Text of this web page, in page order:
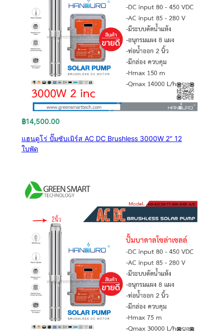
฿14,500.00
แฮนดูโร่ ปั๊มซับเมิร์ส AC DC Brushless 3000W 2″ 12
ใบพัด